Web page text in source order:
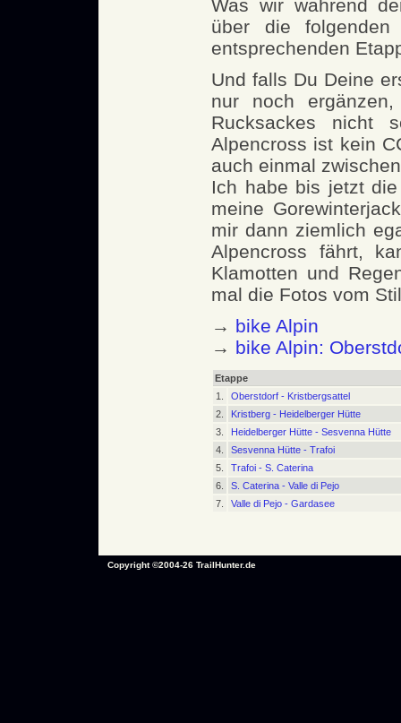
Was wir während
über die
entsprechenden
Und falls Du Deine
nur noch
Rucksackes nicht
Alpencross ist kein
auch einmal
Ich habe bis jetzt
meine
mir dann ziemlich
Alpencross fährt,
Klamotten und
mal die Fotos vom
→ bike Alpin
→ bike Alpin:
Etappe
1.
Oberstdorf - Kristbergsattel
2.
Kristberg - Heidelberger Hütte
3.
Heidelberger Hütte - Sesvenna Hütte
4.
Sesvenna Hütte - Trafoi
5.
Trafoi - S. Caterina
6.
S. Caterina - Valle di Pejo
7.
Valle di Pejo - Gardasee
Copyright ©2004-26 TrailHunter.de